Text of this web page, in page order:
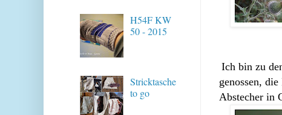
Ich bin zu
genossen,
Abstecher in
H54F KW
50 - 2015
Stricktasche
to go